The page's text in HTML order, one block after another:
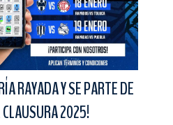
RAYADA Y SE PARTE DE
CLAUSURA 2025!